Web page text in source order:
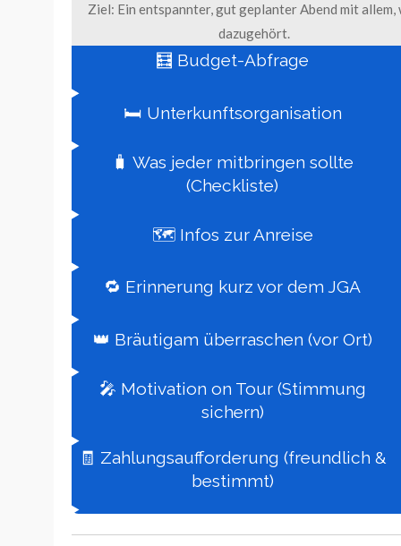
Ziel: Ein entspannter, gut geplanter Abend mit allem,
dazugehört.
🧮 Budget-Abfrage
🛏 Unterkunftsorganisation
🧳 Was jeder mitbringen sollte
(Checkliste)
🗺️ Infos zur Anreise
🔁 Erinnerung kurz vor dem JGA
👑 Bräutigam überraschen (vor Ort)
🎤 Motivation on Tour (Stimmung
sichern)
🧾 Zahlungsaufforderung (freundlich &
bestimmt)